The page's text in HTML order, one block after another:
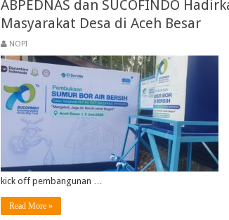
ABPEDNAS dan SUCOFINDO
Masyarakat Desa di Aceh Besar
NOPI
kick off pembangunan …
Read More »